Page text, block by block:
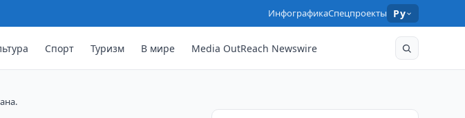
ИнфографикаСпецпроекты Ру
Спорт Туризм В мире Media OutReach Newswire